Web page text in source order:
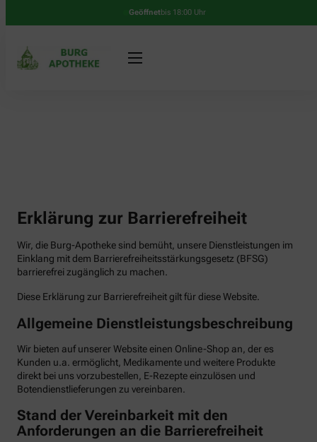
Geöffnetbis 18:00 Uhr
Erklärung zur Barrierefreiheit
Wir, die Burg-Apotheke sind bemüht, unsere Dienstleistungen im
Einklang mit dem Barrierefreiheitsstärkungsgesetz (BFSG)
barrierefrei zugänglich zu machen.
Diese Erklärung zur Barrierefreiheit gilt für diese Website.
Allgemeine Dienstleistungsbeschreibung
Wir bieten auf unserer Website einen Online-Shop an, der es
Kunden u.a. ermöglicht, Medikamente und weitere Produkte
direkt bei uns vorzubestellen, E-Rezepte einzulösen und
Botendienstlieferungen zu vereinbaren.
Stand der Vereinbarkeit mit den
Anforderungen an die Barrierefreiheit